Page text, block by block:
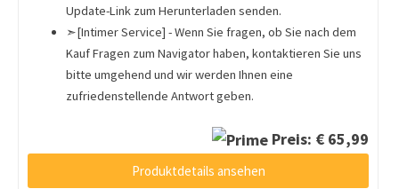
Update-Link zum Herunterladen senden.
➣[Intimer Service] - Wenn Sie fragen, ob Sie nach dem
Kauf Fragen zum Navigator haben, kontaktieren Sie uns
bitte umgehend und wir werden Ihnen eine
zufriedenstellende Antwort geben.
Preis: € 65,99
Produktdetails ansehen